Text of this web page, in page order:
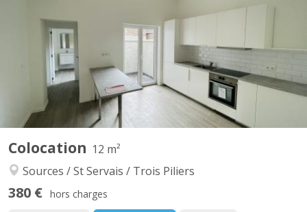
Colocation 12 m²
Sources / St Servais / Trois Piliers
380 € hors charges
📍 3 chambres disponibles dans une agréable colocation à Saint-
Servais Vous recherchez une colocation calme, moderne et
idéalement située à proximité du centre de Namur ? Cette
colocation est faite pour vous ! Située Rue de Gembloux 97 à
5002 Saint-Servais, à seulement 10 minutes à pied de la gare...